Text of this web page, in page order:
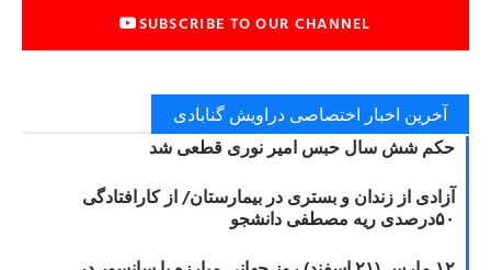
SUBSCRIBE TO OUR CHANNEL
آخرین اخبار اختصاصی دراویش گنابادی
حکم شش سال حبس امیر نوری قطعی شد
آزادی از زندان و بستری در بیمارستان/ از کارافتادگی
۵۰درصدی ریه مصطفی دانشجو